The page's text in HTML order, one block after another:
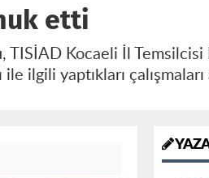
etti
Kocaeli İl Temsilcisi
ile ilgili yaptıkları çalışmaları